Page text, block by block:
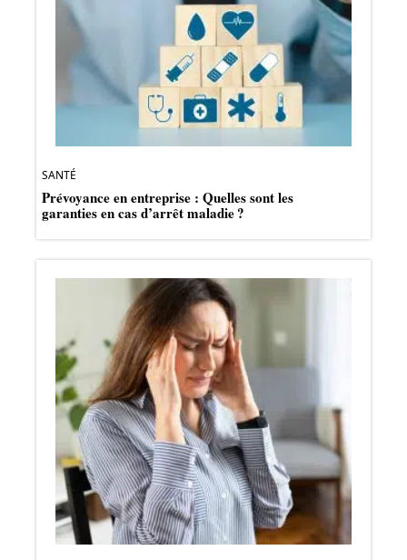
SANTÉ
Prévoyance en entreprise : Quelles sont les
garanties en cas d’arrêt maladie ?